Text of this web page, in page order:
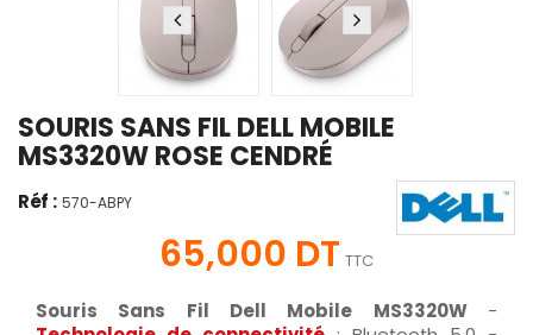
SOURIS SANS FIL DELL MOBILE
MS3320W ROSE CENDRÉ
Réf : 570-ABPY
65,000 DT TTC
Souris Sans Fil Dell Mobile MS3320W -